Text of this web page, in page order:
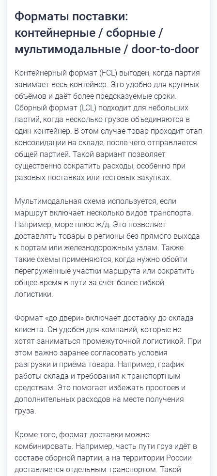
Форматы поставки:
контейнерные / сборные /
мультимодальные / door-to-door
Контейнерный формат (FCL) выгоден, когда партия
занимает весь контейнер. Это удобно для крупных
объёмов и даёт более предсказуемые сроки.
Сборный формат (LCL) подходит для небольших
партий, когда несколько грузов объединяются в
один контейнер. В этом случае товар проходит этап
консолидации на складе, после чего отправляется
общей партией. Такой вариант позволяет
существенно сократить расходы, особенно при
разовых поставках или тестовых закупках.
Мультимодальная схема используется, если
маршрут включает несколько видов транспорта.
Например, море плюс ж/д. Это позволяет
доставлять товары в регионы без прямого выхода
к портам или железнодорожным узлам. Также
такие схемы применяются, когда нужно обойти
перегруженные участки маршрута или сократить
общее время в пути за счёт более гибкой
логистики.
Формат «до двери» включает доставку до склада
клиента. Он удобен для компаний, которые не
хотят заниматься промежуточной логистикой. При
этом важно заранее согласовать условия
разгрузки и приёма товара. Например, график
работы склада и требования к транспортным
средствам. Это помогает избежать простоев и
дополнительных расходов на месте получения
груза.
Кроме того, формат доставки можно
комбинировать. Например, часть пути груз идёт в
составе сборной партии, а на территории России
доставляется отдельным транспортом. Такой